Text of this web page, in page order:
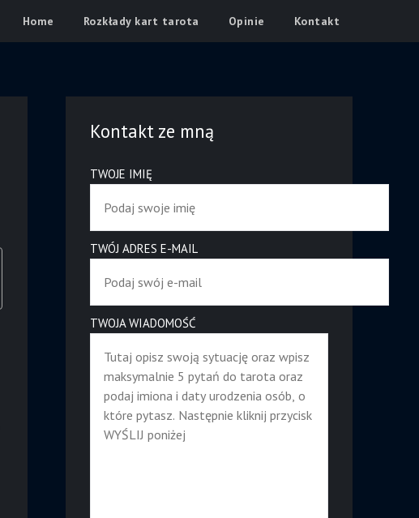
Home Rozkłady kart tarota Opinie Kontakt
Kontakt ze mną
TWOJE IMIĘ
TWÓJ ADRES E-MAIL
TWOJA WIADOMOŚĆ